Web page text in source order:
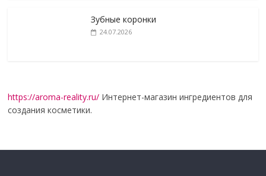
Зубные коронки
24.07.2026
https://aroma-reality.ru/ Интернет-магазин ингредиентов для
создания косметики.